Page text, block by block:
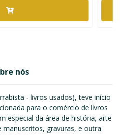
nós
- livros usados), teve início
para o comércio de livros
especial da área de história, arte
gravuras, e outra